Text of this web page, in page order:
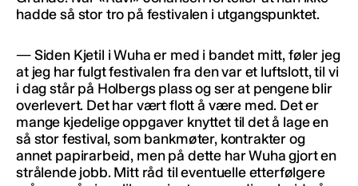
hadde så stor tro på festivalen i utgangspunktet.
— Siden Kjetil i Wuha er med i bandet mitt, føler jeg
at jeg har fulgt festivalen fra den var et luftslott, til vi
i dag står på Holbergs plass og ser at pengene blir
overlevert. Det har vært flott å være med. Det er
mange kjedelige oppgaver knyttet til det å lage en
så stor festival, som bankmøter, kontrakter og
annet papirarbeid, men på dette har Wuha gjort en
strålende jobb. Mitt råd til eventuelle etterfølgere